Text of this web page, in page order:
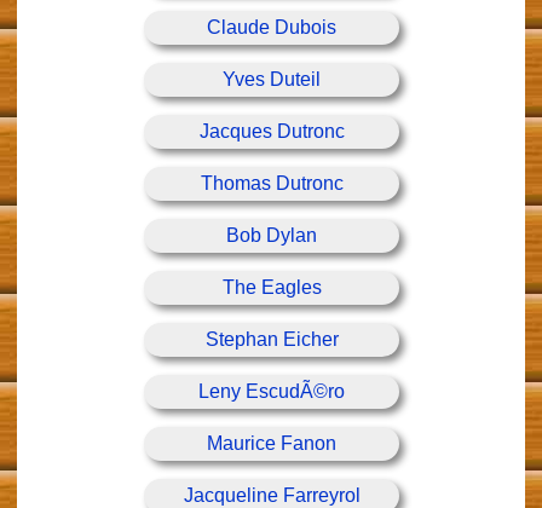
Claude Dubois
Yves Duteil
Jacques Dutronc
Thomas Dutronc
Bob Dylan
The Eagles
Stephan Eicher
Leny EscudÃ©ro
Maurice Fanon
Jacqueline Farreyrol